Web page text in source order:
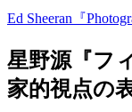
Ed Sheeran『
星野源『フ
家的視点の